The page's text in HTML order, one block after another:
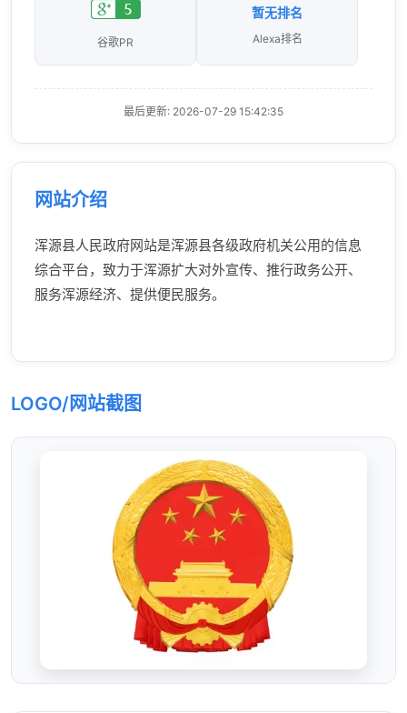
谷歌PR
暂无排名
Alexa排名
最后更新: 2026-07-29 15:42:35
网站介绍
浑源县人民政府网站是浑源县各级政府机关公用的信息
综合平台，致力于浑源扩大对外宣传、推行政务公开、
服务浑源经济、提供便民服务。
LOGO/网站截图